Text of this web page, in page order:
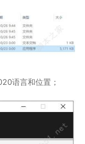
语言和位置；